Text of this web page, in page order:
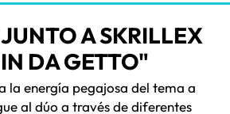
A SKRILLEX
DA GETTO"
la energía pegajosa del tema a
al dúo a través de diferentes